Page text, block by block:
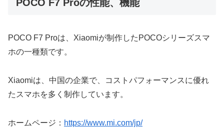
POCO F7 Proの性能、機能
POCO F7 Proは、Xiaomiが制作したPOCOシリーズスマ
ホの一種類です。
Xiaomiは、中国の企業で、コストパフォーマンスに優れ
たスマホを多く制作しています。
ホームページ： https://www.mi.com/jp/